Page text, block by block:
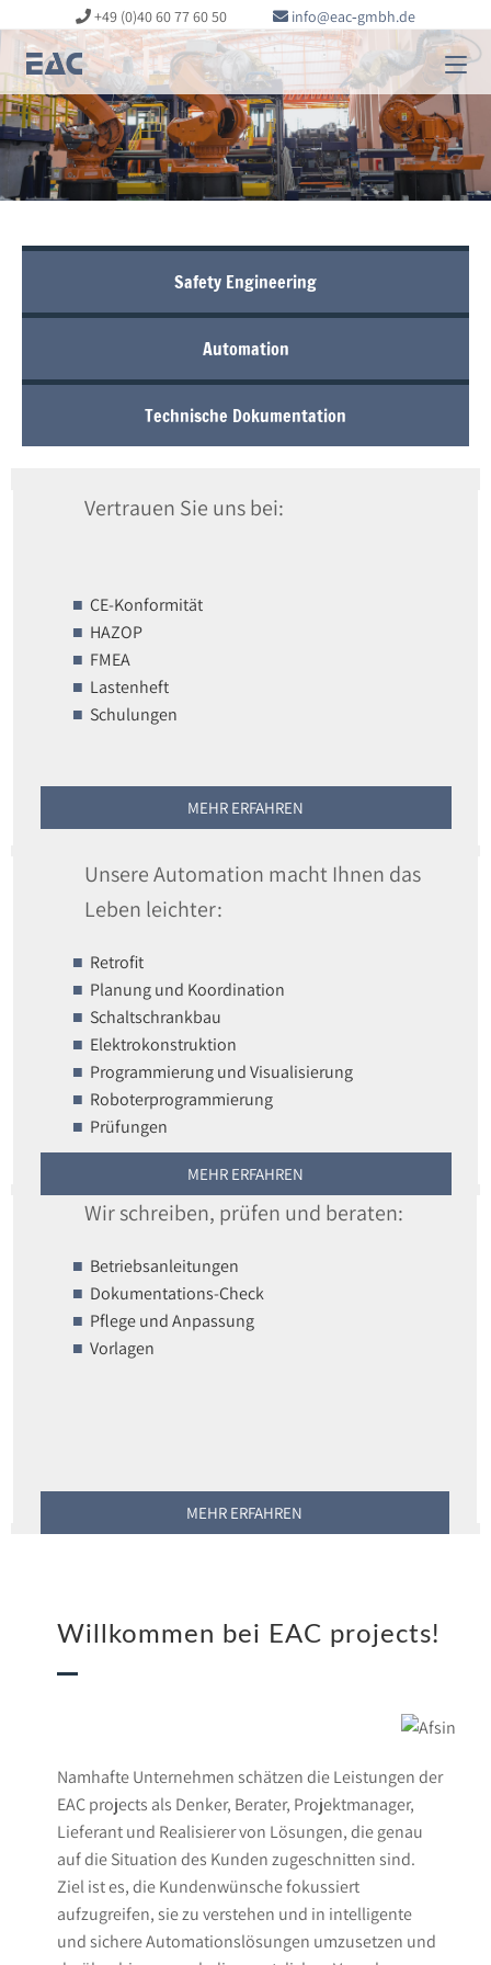
+49 (0)40 60 77 60 50 info@eac‑gmbh.de
Safety Engineering
Automation
Technische Dokumentation
Vertrauen Sie uns bei:
CE-Konformität
HAZOP
FMEA
Lastenheft
Schulungen
MEHR ERFAHREN
Unsere Automation macht Ihnen das
Leben leichter:
Retrofit
Planung und Koordination
Schaltschrankbau
Elektrokonstruktion
Programmierung und Visualisierung
Roboterprogrammierung
Prüfungen
MEHR ERFAHREN
Wir schreiben, prüfen und beraten:
Betriebsanleitungen
Dokumentations-Check
Pflege und Anpassung
Vorlagen
MEHR ERFAHREN
Willkommen bei EAC projects!
Namhafte Unternehmen schätzen die Leistungen der
EAC projects als Denker, Berater, Projektmanager,
Lieferant und Realisierer von Lösungen, die genau
auf die Situation des Kunden zugeschnitten sind.
Ziel ist es, die Kundenwünsche fokussiert
aufzugreifen, sie zu verstehen und in intelligente
und sichere Automationslösungen umzusetzen und